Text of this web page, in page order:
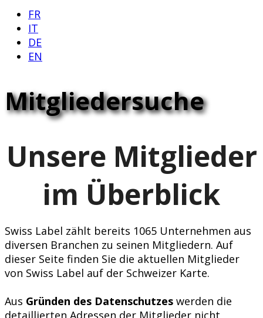
FR
IT
DE
EN
Mitgliedersuche
Unsere Mitglieder
im Überblick
Swiss Label zählt bereits 1065 Unternehmen aus
diversen Branchen zu seinen Mitgliedern. Auf
dieser Seite finden Sie die aktuellen Mitglieder
von Swiss Label auf der Schweizer Karte.
Aus Gründen des Datenschutzes werden die